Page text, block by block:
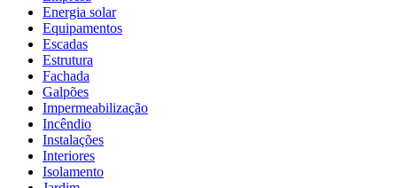
Energia solar
Equipamentos
Escadas
Estrutura
Fachada
Galpões
Impermeabilização
Incêndio
Instalações
Interiores
Isolamento